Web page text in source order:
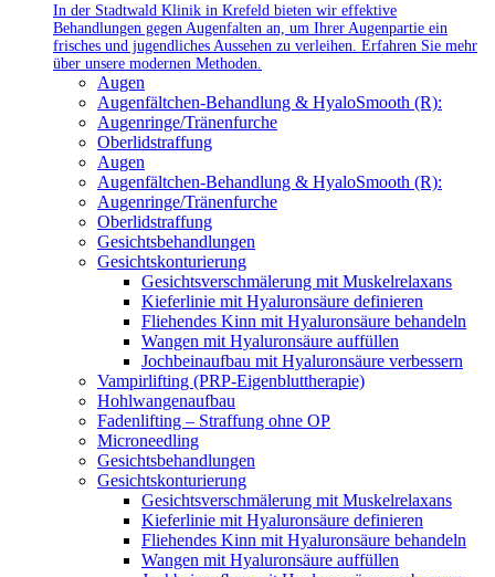
In der Stadtwald Klinik in Krefeld bieten wir effektive
Behandlungen gegen Augenfalten an, um Ihrer Augenpartie ein
frisches und jugendliches Aussehen zu verleihen. Erfahren Sie mehr
über unsere modernen Methoden.
Augen
Augenfältchen-Behandlung & HyaloSmooth (R):
Augenringe/Tränenfurche
Oberlidstraffung
Augen
Augenfältchen-Behandlung & HyaloSmooth (R):
Augenringe/Tränenfurche
Oberlidstraffung
Gesichtsbehandlungen
Gesichtskonturierung
Gesichtsverschmälerung mit Muskelrelaxans
Kieferlinie mit Hyaluronsäure definieren
Fliehendes Kinn mit Hyaluronsäure behandeln
Wangen mit Hyaluronsäure auffüllen
Jochbeinaufbau mit Hyaluronsäure verbessern
Vampirlifting (PRP-Eigenbluttherapie)
Hohlwangenaufbau
Fadenlifting – Straffung ohne OP
Microneedling
Gesichtsbehandlungen
Gesichtskonturierung
Gesichtsverschmälerung mit Muskelrelaxans
Kieferlinie mit Hyaluronsäure definieren
Fliehendes Kinn mit Hyaluronsäure behandeln
Wangen mit Hyaluronsäure auffüllen